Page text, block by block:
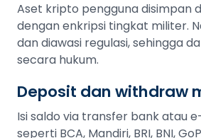
Aset kripto pengguna disimpan
dengan enkripsi tingkat militer.
dan diawasi regulasi, sehingga
secara hukum.
Deposit dan withdraw
Isi saldo via transfer bank atau
seperti BCA, Mandiri, BRI, BNI,